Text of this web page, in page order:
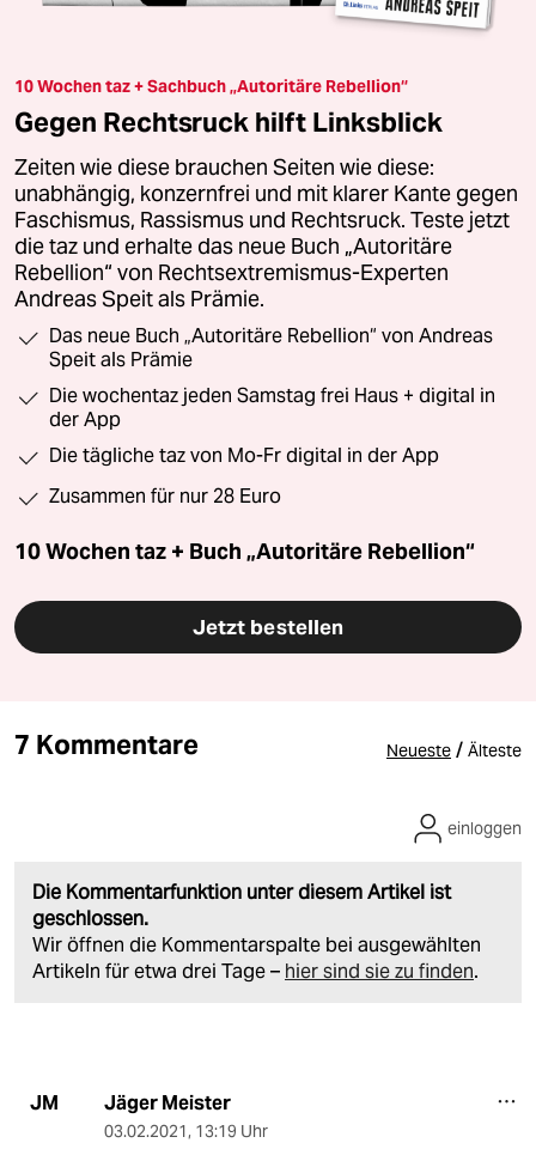
10 Wochen taz + Sachbuch „Autoritäre Rebellion“
Gegen Rechtsruck hilft Linksblick
Zeiten wie diese brauchen Seiten wie diese:
unabhängig, konzernfrei und mit klarer Kante gegen
Faschismus, Rassismus und Rechtsruck. Teste jetzt
die taz und erhalte das neue Buch „Autoritäre
Rebellion“ von Rechtsextremismus-Experten
Andreas Speit als Prämie.
Das neue Buch „Autoritäre Rebellion“ von Andreas
Speit als Prämie
Die wochentaz jeden Samstag frei Haus + digital in
der App
Die tägliche taz von Mo-Fr digital in der App
Zusammen für nur 28 Euro
10 Wochen taz + Buch „Autoritäre Rebellion“
Jetzt bestellen
7 Kommentare Neueste / Älteste
Die Kommentarfunktion unter diesem Artikel ist
geschlossen.
Wir öffnen die Kommentarspalte bei ausgewählten
Artikeln für etwa drei Tage – hier sind sie zu finden.
einloggen
JM Jäger Meister
03.02.2021, 13:19 Uhr